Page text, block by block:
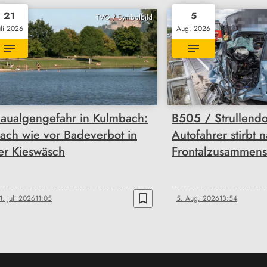
TVO / Symbolbild
21
2026
in Kulmbach:
wie vor Badeverbot in
Kieswäsch
Juli 202611:05 bookmark_border
5
Aug. 2026
B505 /
Autofahrer stirbt
5. Aug. 202613:54